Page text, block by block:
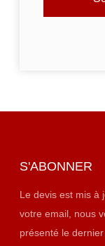
S'ABONNER
Le devis est mis à
votre email, nous
présenté le dernier